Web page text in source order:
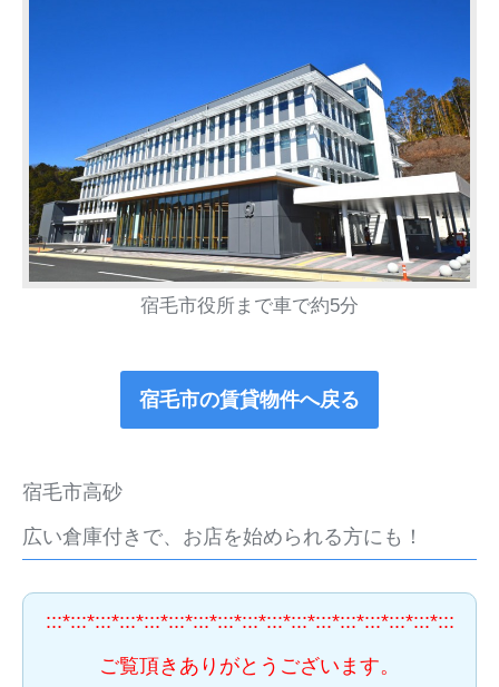
宿毛市役所まで車で約5分
宿毛市の賃貸物件へ戻る
宿毛市高砂
広い倉庫付きで、お店を始められる方にも！
:::*:::*:::*:::*:::*:::*:::*:::*:::*:::*:::*:::*:::*:::*:::*:::*:::
ご覧頂きありがとうございます。